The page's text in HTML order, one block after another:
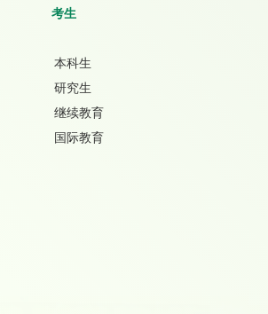
考生
本科生
研究生
继续教育
国际教育